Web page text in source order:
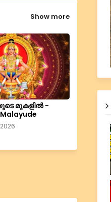
Show more
മുകളില്‍ -